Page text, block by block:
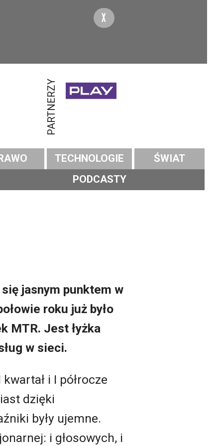
X
PARTNERZY
TECHNOLOGIE
ŚWIAT
PODCASTY
jasnym punktem w
roku już było
MTR. Jest łyżka
w sieci.
i I półrocze
dzięki
były ujemne.
i głosowych, i